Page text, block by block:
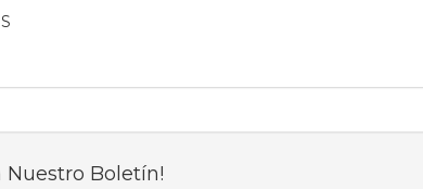
Nuestro Boletín!